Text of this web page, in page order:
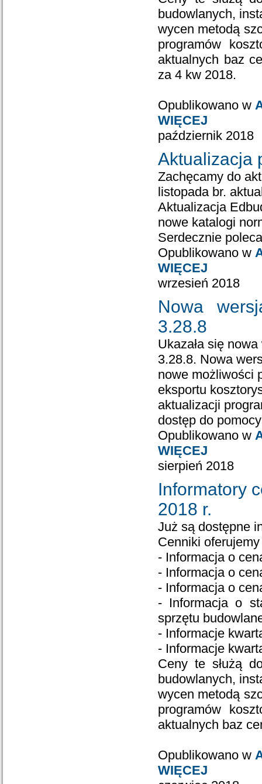
budowlanych,
wycen metodą
programów
aktualnych baz
za 4 kw 2018.
Opublikowano w
WIĘCEJ
październik 2018
Aktualizacja
Zachęcamy do
listopada br.
Aktualizacja
nowe katalogi
Serdecznie
Opublikowano w
WIĘCEJ
wrzesień 2018
Nowa
3.28.8
Ukazała się
3.28.8. Nowa
nowe możliwości
eksportu
aktualizacji
dostęp do
Opublikowano w
WIĘCEJ
sierpień 2018
Informatory
2018 r.
Już są dostępne
Cenniki
- Informacja o
- Informacja o
- Informacja o
- Informacja o
sprzętu
- Informacje
- Informacje
Ceny te służą
budowlanych,
wycen metodą
programów
aktualnych baz
Opublikowano w
WIĘCEJ